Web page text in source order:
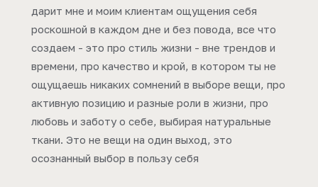
дарит мне и моим клиентам ощущения себя
роскошной в каждом дне и без повода, все что
создаем - это про стиль жизни - вне трендов и
времени, про качество и крой, в котором ты не
ощущаешь никаких сомнений в выборе вещи, про
активную позицию и разные роли в жизни, про
любовь и заботу о себе, выбирая натуральные
ткани. Это не вещи на один выход, это
осознанный выбор в пользу себя